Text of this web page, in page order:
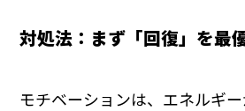
対処法：まず「回復」を最
モチベーションは、エネルギ